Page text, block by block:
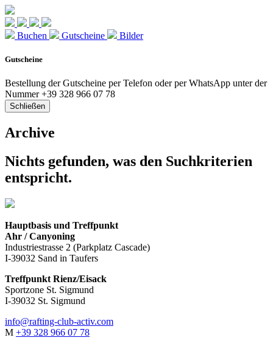
Buchen Gutscheine Bilder
Gutscheine
Bestellung der Gutscheine per Telefon oder per WhatsApp unter der
Nummer +39 328 966 07 78
Schließen
Archive
Nichts gefunden, was den Suchkriterien
entspricht.
Hauptbasis und Treffpunkt
Ahr / Canyoning
Industriestrasse 2 (Parkplatz Cascade)
I-39032 Sand in Taufers
Treffpunkt Rienz/Eisack
Sportzone St. Sigmund
I-39032 St. Sigmund
info@rafting-club-activ.com
M +39 328 966 07 78